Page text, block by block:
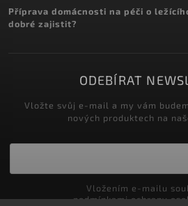
Příprava domácnosti na péči o
dobré zajistit?
ODEBÍRAT
Vložte svůj e-mail a my vám
nových produktech na
podmínkami ochrany